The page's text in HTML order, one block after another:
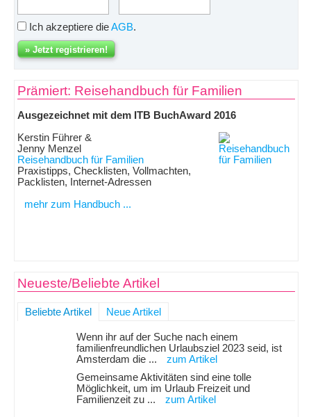
Ich akzeptiere dieAGB.
Prämiert: Reisehandbuch für Familien
Ausgezeichnet mit dem ITB BuchAward 2016
Kerstin Führer &
Jenny Menzel
Reisehandbuch für Familien
Praxistipps, Checklisten, Vollmachten,
Packlisten, Internet-Adressen
mehr zum Handbuch ...
Neueste/Beliebte Artikel
Beliebte Artikel Neue Artikel
Wenn ihr auf der Suche nach einem
familienfreundlichen Urlaubsziel 2023 seid, ist
Amsterdam die ...
zum Artikel
Gemeinsame Aktivitäten sind eine tolle
Möglichkeit, um im Urlaub Freizeit und
Familienzeit zu ...
zum Artikel